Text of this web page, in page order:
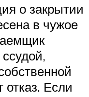
о закрытии
в чужое
отказ. Если